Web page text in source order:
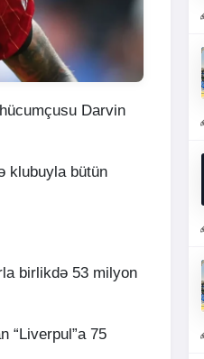
Darvin
klubuyla bütün
birlikdə 53 milyon
“Liverpul”a 75